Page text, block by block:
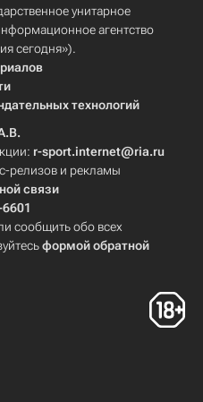
унитарное
агентство
сегодня»).
технологий
r-sport.internet@ria.ru
релизов и рекламы
связи
сообщить обо всех
формой обратной